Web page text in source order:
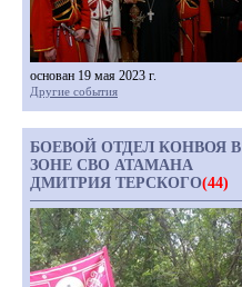
основан 19 мая 2023 г.
Другие события
БОЕВОЙ ОТДЕЛ КОНВОЯ В
ЗОНЕ СВО АТАМАНА
ДМИТРИЯ ТЕРСКОГО(44)